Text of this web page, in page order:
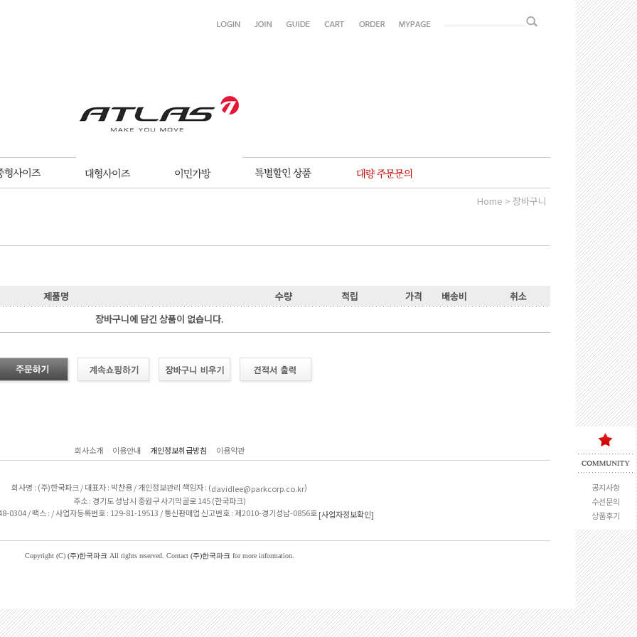
공지사항
수선문의
상품후기
Home > 장바구니
제품명 수량 적립 가격 배송비
취소
장바구니에 담긴 상품이 없습니다.
회사소개 이용안내 개인정보취급방침 이용약관
회사명 : (주)한국파크 / 대표자 : 박찬용 / 개인정보관리 책임자 : (davidlee@parkcorp.co.kr)
주소 : 경기도 성남시 중원구 사기막골로 145 (한국파크)
0304 / 팩스 : / 사업자등록번호 : 129-81-19513 / 통신판매업 신고번호 : 제2010-경기성남-0856호[사업자정보확인]
Copyright (C) (주)한국파크 All rights reserved. Contact (주)한국파크 for more information.